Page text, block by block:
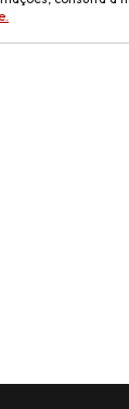
.